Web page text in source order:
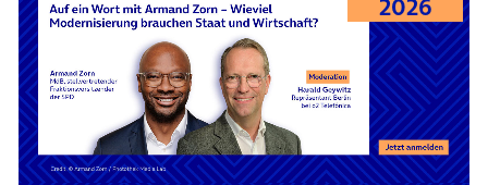
2026